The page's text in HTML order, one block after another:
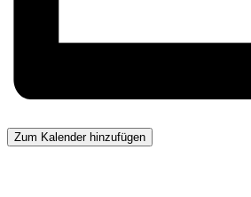
Zum Kalender hinzufügen